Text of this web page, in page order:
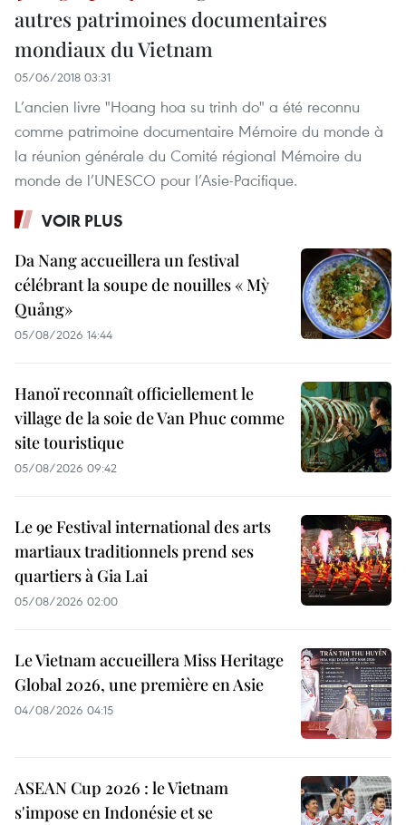
autres patrimoines documentaires
mondiaux du Vietnam
05/06/2018 03:31
L’ancien livre "Hoang hoa su trinh do" a été reconnu
comme patrimoine documentaire Mémoire du monde à
la réunion générale du Comité régional Mémoire du
monde de l’UNESCO pour l’Asie-Pacifique.
VOIR PLUS
Da Nang accueillera un festival
célébrant la soupe de nouilles « Mỳ
Quảng»
05/08/2026 14:44
Hanoï reconnaît officiellement le
village de la soie de Van Phuc comme
site touristique
05/08/2026 09:42
Le 9e Festival international des arts
martiaux traditionnels prend ses
quartiers à Gia Lai
05/08/2026 02:00
Le Vietnam accueillera Miss Heritage
Global 2026, une première en Asie
04/08/2026 04:15
ASEAN Cup 2026 : le Vietnam
s'impose en Indonésie et se